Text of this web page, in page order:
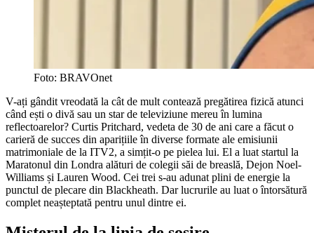
Foto: BRAVOnet
V-ați gândit vreodată la cât de mult contează pregătirea fizică atunci
când ești o divă sau un star de televiziune mereu în lumina
reflectoarelor? Curtis Pritchard, vedeta de 30 de ani care a făcut o
carieră de succes din aparițiile în diverse formate ale emisiunii
matrimoniale de la ITV2, a simțit-o pe pielea lui. El a luat startul la
Maratonul din Londra alături de colegii săi de breaslă, Dejon Noel-
Williams și Lauren Wood. Cei trei s-au adunat plini de energie la
punctul de plecare din Blackheath. Dar lucrurile au luat o întorsătură
complet neașteptată pentru unul dintre ei.